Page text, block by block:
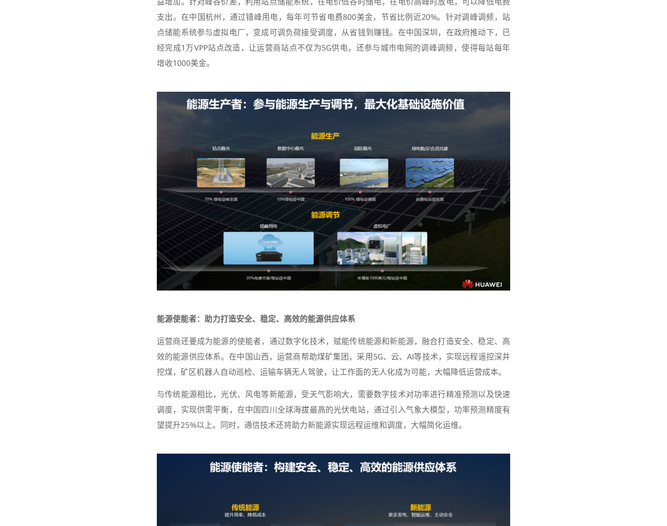
支出。在中国杭州，通过错峰用电，每年可节省电费800美金，节省比例近20%。针对调峰调频，站
点储能系统参与虚拟电厂，变成可调负荷接受调度，从省钱到赚钱。在中国深圳，在政府推动下，已
经完成1万VPP站点改造，让运营商站点不仅为5G供电，还参与城市电网的调峰调频，使得每站每年
增收1000美金。
能源使能者：助力打造安全、稳定、高效的能源供应体系
运营商还要成为能源的使能者，通过数字化技术，赋能传统能源和新能源，融合打造安全、稳定、高
效的能源供应体系。在中国山西，运营商帮助煤矿集团，采用5G、云、AI等技术，实现远程遥控深井
挖煤，矿区机器人自动巡检、运输车辆无人驾驶，让工作面的无人化成为可能，大幅降低运营成本。
与传统能源相比，光伏、风电等新能源，受天气影响大，需要数字技术对功率进行精准预测以及快速
调度，实现供需平衡，在中国四川全球海拔最高的光伏电站，通过引入气象大模型，功率预测精度有
望提升25%以上。同时，通信技术还将助力新能源实现远程运维和调度，大幅简化运维。